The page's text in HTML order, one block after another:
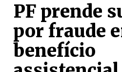
PF prende
por fraude
benefício